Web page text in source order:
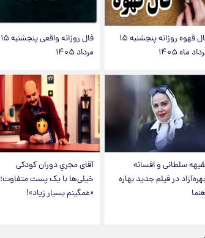
فال قهوه روزانه پنجشنبه ۱۵
ماه ۱۴۰۵
فال روزانه واقعی پنجشنبه ۱۵
مرداد ۱۴۰۵
سلطانی و افسانه
در فیلم جدید بهاره
آقای مجریِ دوران کودکی
خیلی‌ها با یک پست متفاوت؛
«غمگینم بسیار زیاد»!